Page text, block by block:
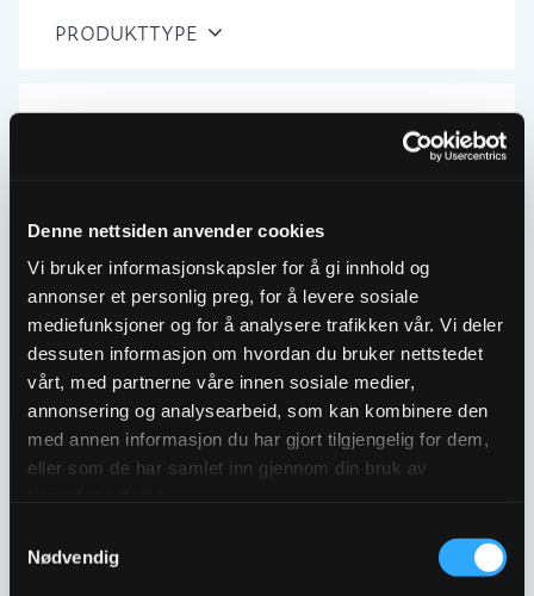
Denne nettsiden anvender cookies
Vi bruker informasjonskapsler for å gi innhold og
annonser et personlig preg, for å levere sosiale
mediefunksjoner og for å analysere trafikken vår. Vi deler
dessuten informasjon om hvordan du bruker nettstedet
vårt, med partnerne våre innen sosiale medier,
annonsering og analysearbeid, som kan kombinere den
med annen informasjon du har gjort tilgjengelig for dem,
eller som de har samlet inn gjennom din bruk av
Nødvendig
PRODUKTTYPE
BELASTNINGSKLASSE
NULLSTILL
Showing the single result